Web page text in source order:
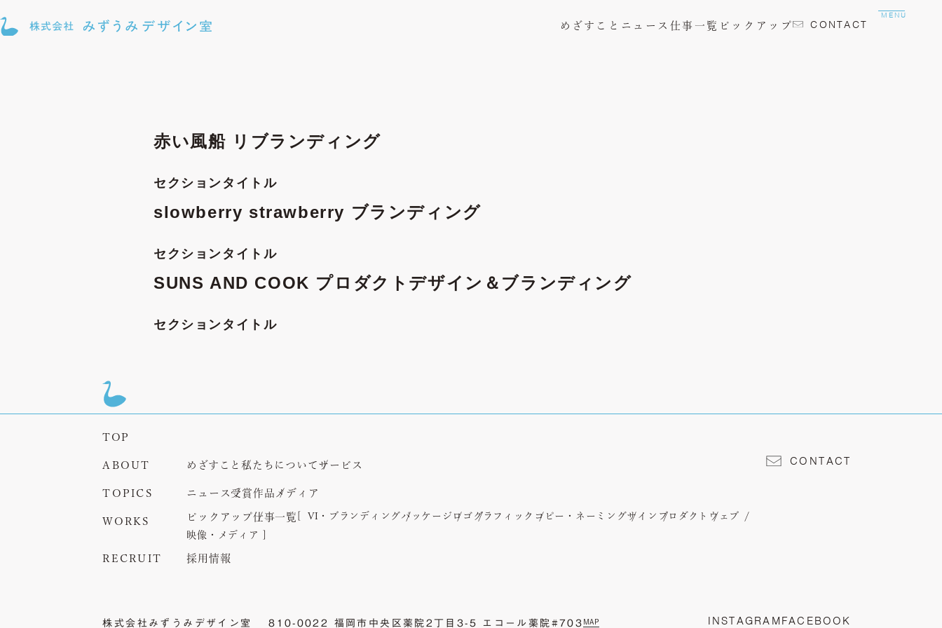
めざすこと ニュース 仕事一覧 ピックアップ CONTACT
MENU
赤い風船 リブランディング
セクションタイトル
slowberry strawberry ブランディング
セクションタイトル
SUNS AND COOK プロダクトデザイン＆ブランディング
セクションタイトル
TOP
ABOUT めざすこと私たちについてサービス
TOPICS ニュース受賞作品メディア
WORKS ピックアップ仕事一覧 VI・ブランディングパッケージ ロゴグラフィック コピー・ネーミングサイン プロダクト ウェブ
映像・メディア
RECRUIT 採用情報
CONTACT
株式会社みずうみデザイン室810-0022 福岡市中央区薬院2丁目3-5 エコール薬院#703 MAP INSTAGRAM FACEBOOK